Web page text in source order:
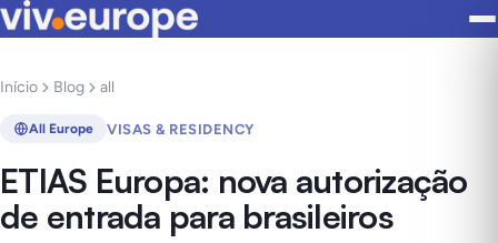
Início Blog all
All Europe VISAS & RESIDENCY
ETIAS Europa: nova autorização
de entrada para brasileiros